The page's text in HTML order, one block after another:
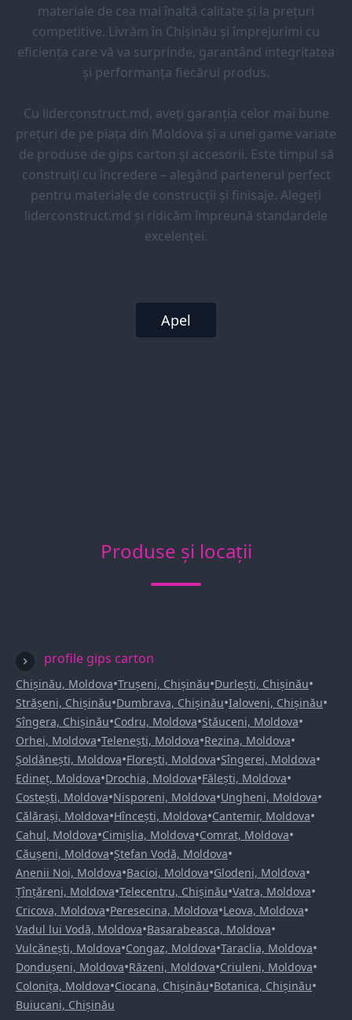
materiale de cea mai înaltă calitate și la prețuri
competitive. Livrăm în Chișinău și împrejurimi cu
eficiența care vă va surprinde, garantând integritatea
și performanța fiecărui produs.
Cu liderconstruct.md, aveți garanția celor mai bune
prețuri de pe piața din Moldova și a unei game variate
de produse de gips carton și accesorii. Este timpul să
construiți cu încredere – alegând partenerul perfect
pentru materiale de construcții și finisaje. Alegeți
liderconstruct.md și ridicăm împreună standardele
excelenței.
Apel
Produse și locații
profile gips carton
Chișinău, Moldova•Trușeni, Chișinău•Durlești, Chișinău•
Strășeni, Chișinău•Dumbrava, Chișinău•Ialoveni, Chișinău•
Sîngera, Chișinău•Codru, Moldova•Stăuceni, Moldova•
Orhei, Moldova•Telenești, Moldova•Rezina, Moldova•
Șoldănești, Moldova•Florești, Moldova•Sîngerei, Moldova•
Edineț, Moldova•Drochia, Moldova•Fălești, Moldova•
Costești, Moldova•Nisporeni, Moldova•Ungheni, Moldova•
Călărași, Moldova•Hîncești, Moldova•Cantemir, Moldova•
Cahul, Moldova•Cimișlia, Moldova•Comrat, Moldova•
Căușeni, Moldova•Ștefan Vodă, Moldova•
Anenii Noi, Moldova•Bacioi, Moldova•Glodeni, Moldova•
Țînțăreni, Moldova•Telecentru, Chișinău•Vatra, Moldova•
Cricova, Moldova•Peresecina, Moldova•Leova, Moldova•
Vadul lui Vodă, Moldova•Basarabeasca, Moldova•
Vulcănești, Moldova•Congaz, Moldova•Taraclia, Moldova•
Dondușeni, Moldova•Răzeni, Moldova•Criuleni, Moldova•
Colonița, Moldova•Ciocana, Chișinău•Botanica, Chișinău•
Buiucani, Chișinău